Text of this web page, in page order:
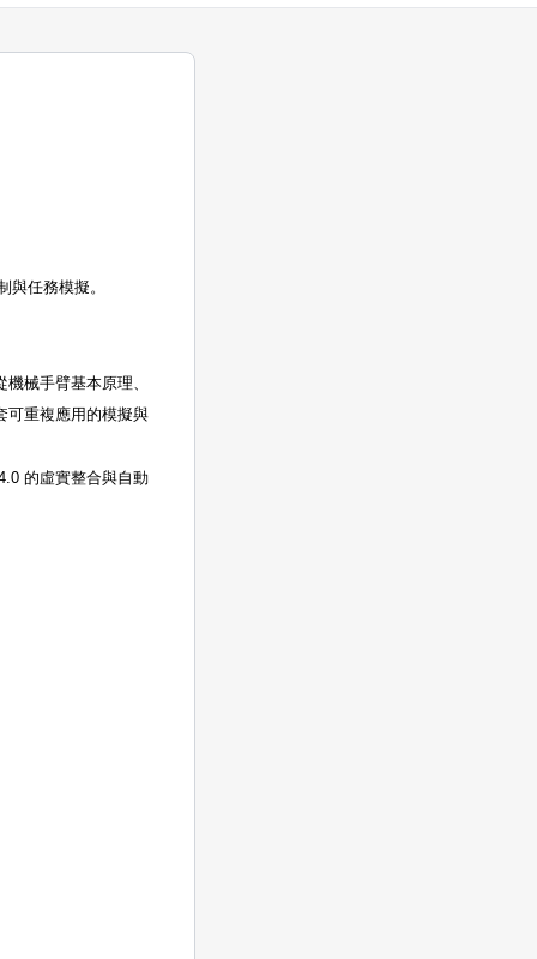
與任務模擬。
械手臂基本原理、
可重複應用的模擬與
的虛實整合與自動